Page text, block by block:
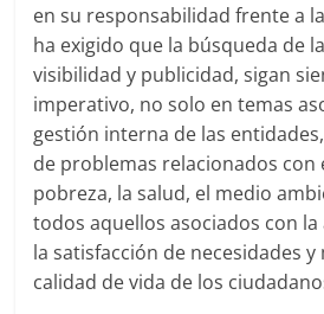
Una
mirada
estratégica
versátil
del
Marketing
en
LATAM
en su responsabilidad frente a
ha exigido que la búsqueda de
visibilidad y publicidad, sigan
imperativo, no solo en temas
gestión interna de las
de problemas relacionados con
pobreza, la salud, el medio
todos aquellos asociados con
la satisfacción de necesidades y
calidad de vida de los